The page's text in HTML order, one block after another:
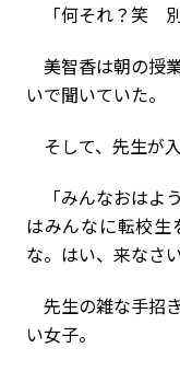
「何それ？笑 別
美智香は朝の授
いで聞いていた。
そして、先生が入
「みんなおはよ
はみんなに転校生
な。はい、来なさい
先生の雑な手招
い女子。